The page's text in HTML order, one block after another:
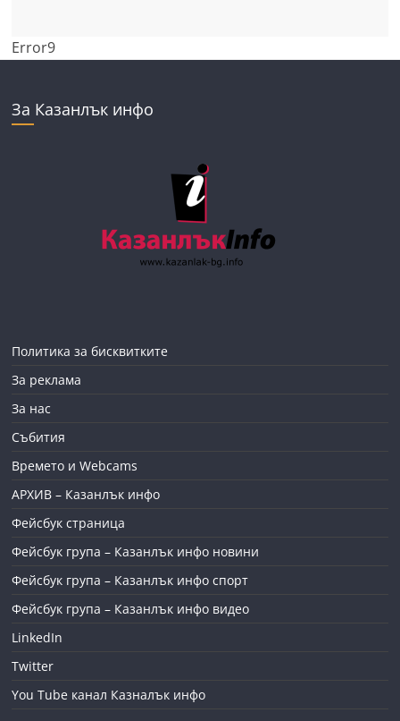
Error9
За Казанлък инфо
Политика за бисквитките
За реклама
За нас
Събития
Времето и Webcams
АРХИВ – Казанлък инфо
Фейсбук страница
Фейсбук група – Казанлък инфо новини
Фейсбук група – Казанлък инфо спорт
Фейсбук група – Казанлък инфо видео
LinkedIn
Twitter
You Tube канал Казналък инфо